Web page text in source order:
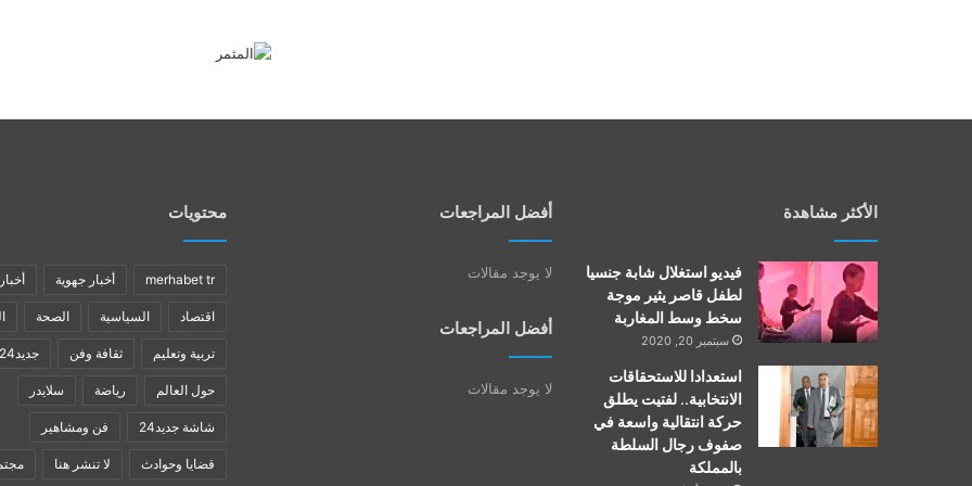
الأكثر مشاهدة
فيديو استغلال شابة جنسيا
لطفل قاصر يثير موجة
سخط وسط المغاربة
سبتمبر 20, 2020
استعدادا للاستحقاقات
الانتخابية.. لفتيت يطلق
حركة انتقالية واسعة في
صفوف رجال السلطة
بالمملكة
أفضل المراجعات
لا يوجد مقالات
أفضل المراجعات
لا يوجد مقالات
محتويات
merhabet tr أخبار جهوية
اقتصاد السياسية الصحة
تربية وتعليم ثقافة وفن جديد24
حول العالم رياضة سلايدر
شاشة جديد24 فن ومشاهير
قضايا وحوادث لا تنشر هنا